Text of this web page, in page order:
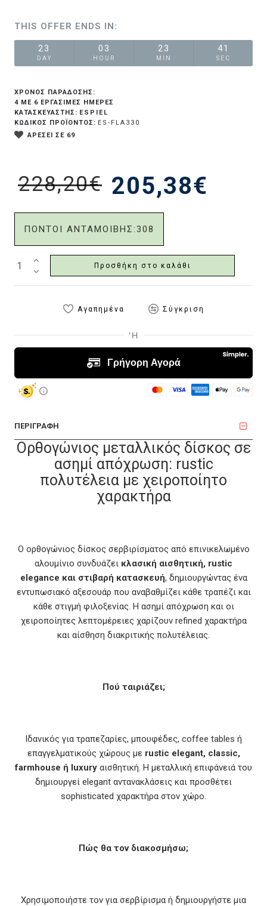
THIS OFFER ENDS IN:
23
DAY
03
HOUR
23
MIN
40
SEC
205,38€
228,20€
ΠΟΝΤΟΙ ΑΝΤΑΜΟΙΒΗΣ:308
ΧΡΟΝΟΣ ΠΑΡΑΔΟΣΗΣ:
4 ΜΕ 6 ΕΡΓΆΣΙΜΕΣ ΗΜΈΡΕΣ
ΚΑΤΑΣΚΕΥΑΣΤΗΣ: ESPIEL
ΚΩΔΙΚΟΣ ΠΡΟΪΟΝΤΟΣ: ES-FLA330
ΑΡΕΣΕΙ ΣΕ 69
Προσθήκη στο καλάθι
Αγαπημένα Σύγκριση
ΠΕΡΙΓΡΑΦΗ
Ορθογώνιος μεταλλικός δίσκος σε
ασημί απόχρωση: rustic
πολυτέλεια με χειροποίητο
χαρακτήρα
Ο ορθογώνιος δίσκος σερβιρίσματος από επινικελωμένο
αλουμίνιο συνδυάζει κλασική αισθητική, rustic
elegance και στιβαρή κατασκευή, δημιουργώντας ένα
εντυπωσιακό αξεσουάρ που αναβαθμίζει κάθε τραπέζι και
κάθε στιγμή φιλοξενίας. Η ασημί απόχρωση και οι
χειροποίητες λεπτομέρειες χαρίζουν refined χαρακτήρα
και αίσθηση διακριτικής πολυτέλειας.
Πού ταιριάζει;
Ιδανικός για τραπεζαρίες, μπουφέδες, coffee tables ή
επαγγελματικούς χώρους με rustic elegant, classic,
farmhouse ή luxury αισθητική. Η μεταλλική επιφάνειά του
δημιουργεί elegant αντανακλάσεις και προσθέτει
sophisticated χαρακτήρα στον χώρο.
Πώς θα τον διακοσμήσω;
Χρησιμοποιήστε τον για σερβίρισμα ή δημιουργήστε μια